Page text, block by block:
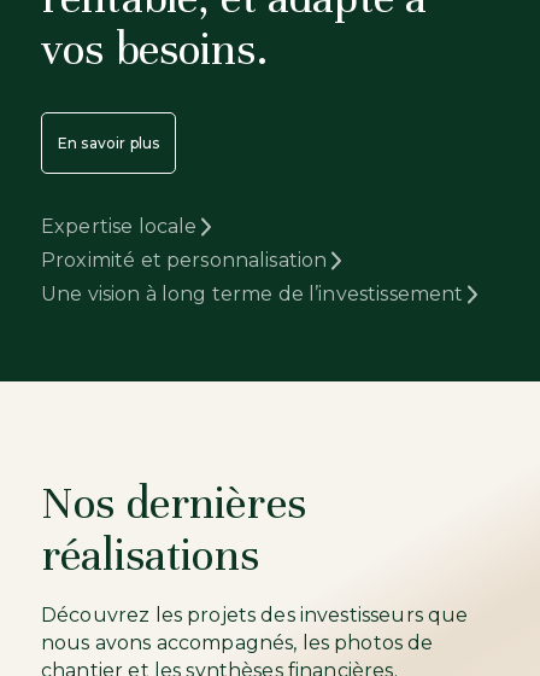
vos besoins.
En savoir plus
Expertise locale
Proximité et personnalisation
Une vision à long terme de l’investissement
Nos dernières
réalisations
Découvrez les projets des investisseurs que
nous avons accompagnés, les photos de
chantier et les synthèses financières.